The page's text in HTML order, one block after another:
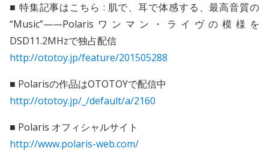
■ 特集記事はこちら : 肌で、耳で体感する、最高音質の
“Music”——Polarisワンマン・ライヴの模様を
DSD11.2MHzで独占配信
http://ototoy.jp/feature/201505288
■ Polarisの作品はOTOTOYで配信中
http://ototoy.jp/_/default/a/2160
■ Polaris オフィシャルサイト
http://www.polaris-web.com/